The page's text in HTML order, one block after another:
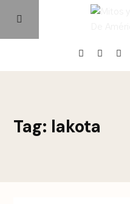
Episodios
Tag: lakota